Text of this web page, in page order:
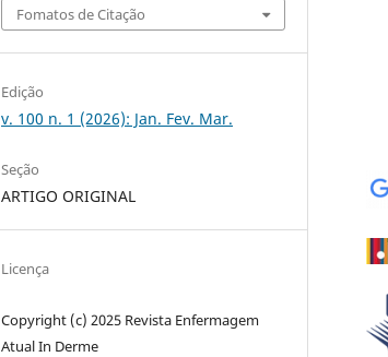
Fomatos de Citação
Edição
v. 100 n. 1 (2026): Jan. Fev. Mar.
Seção
ARTIGO ORIGINAL
Licença
Copyright (c) 2025 Revista Enfermagem
Atual In Derme